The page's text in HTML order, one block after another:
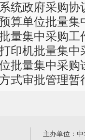
统政府采购
算单位批量
量集中采购工
印机批量集
批量集中采购
式审批管理暂
主办单位：